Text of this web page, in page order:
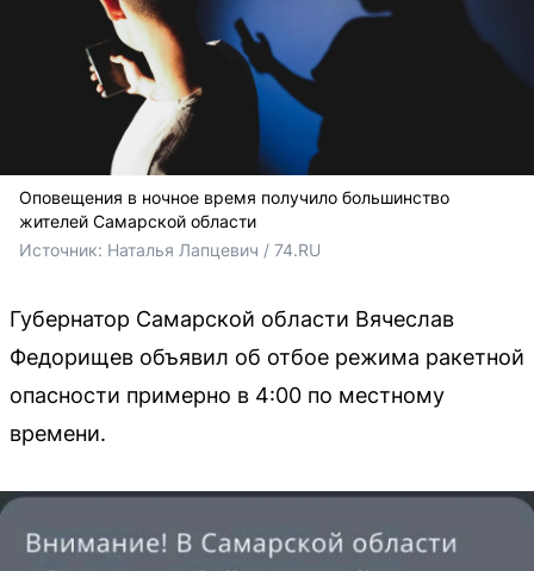
Оповещения в ночное время получило большинство
жителей Самарской области
Источник: Наталья Лапцевич / 74.RU
Губернатор Самарской области Вячеслав
Федорищев объявил об отбое режима ракетной
опасности примерно в 4:00 по местному
времени.